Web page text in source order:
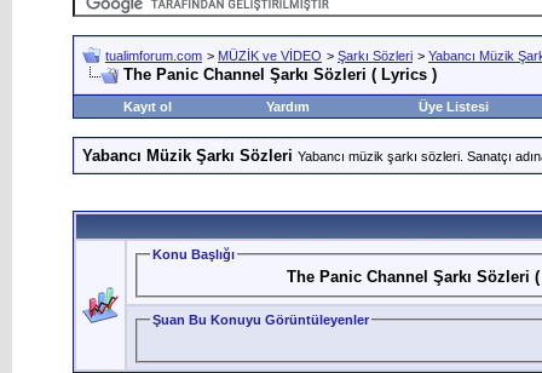
tualimforum.com > MÜZİK ve VİDEO > Şarkı Sözleri > Yabancı Müzik
The Panic Channel Şarkı Sözleri ( Lyrics )
Kayıt ol Yardım Üye Listesi
Yabancı Müzik Şarkı Sözleri Yabancı müzik şarkı sözleri. Sanatçı
Konu Başlığı
The Panic Channel Şarkı Sözleri
Şuan Bu Konuyu Görüntüleyenler